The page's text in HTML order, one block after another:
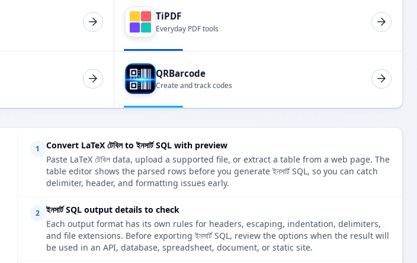
TiPDF
Everyday PDF tools
QRBarcode
Create and track codes
1
Convert LaTeX টেবিল to ইনসার্ট SQL with preview
Paste LaTeX টেবিল data, upload a supported file, or extract a table from a web page. The
table editor shows the parsed rows before you generate ইনসার্ট SQL, so you can catch
delimiter, header, and formatting issues early.
2
ইনসার্ট SQL output details to check
Each output format has its own rules for headers, escaping, indentation, delimiters,
and file extensions. Before exporting ইনসার্ট SQL, review the options when the result will
be used in an API, database, spreadsheet, document, or static site.